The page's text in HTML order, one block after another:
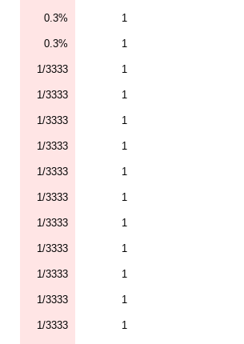
0.3% 1
0.3% 1
1/3333 1
1/3333 1
1/3333 1
1/3333 1
1/3333 1
1/3333 1
1/3333 1
1/3333 1
1/3333 1
1/3333 1
1/3333 1